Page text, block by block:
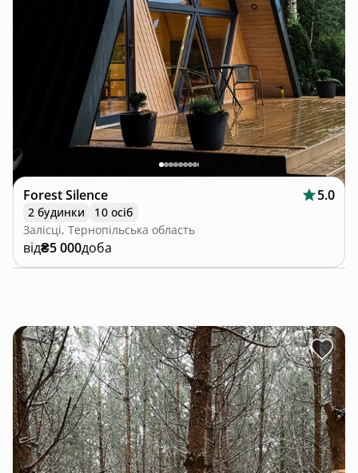
Forest Silence 5.0
2 будинки
10 осіб
Залісці, Тернопільська область
від₴5 000доба